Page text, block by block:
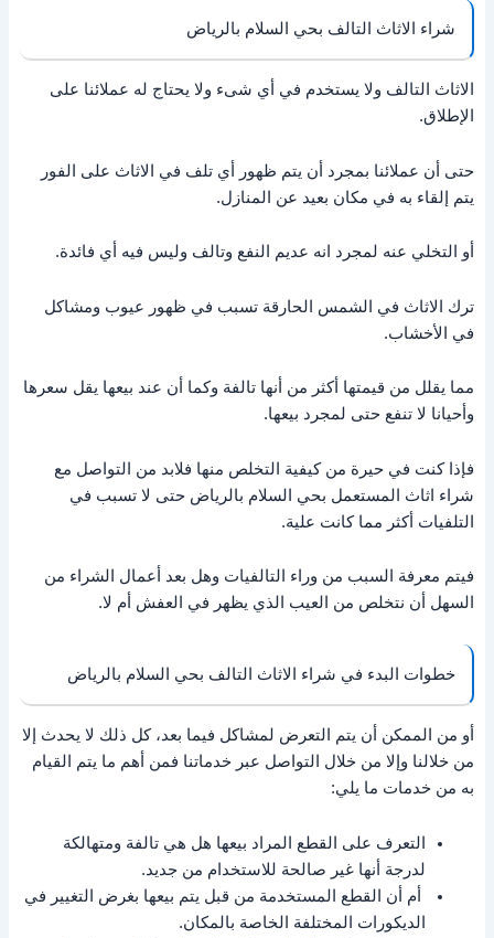
شراء الاثاث التالف بحي السلام بالرياض
الاثاث التالف ولا يستخدم في أي شىء ولا يحتاج له عملائنا على
الإطلاق.
حتى أن عملائنا بمجرد أن يتم ظهور أي تلف في الاثاث على الفور
يتم إلقاء به في مكان بعيد عن المنازل.
أو التخلي عنه لمجرد انه عديم النفع وتالف وليس فيه أي فائدة.
ترك الاثاث في الشمس الحارقة تسبب في ظهور عيوب ومشاكل
في الأخشاب.
مما يقلل من قيمتها أكثر من أنها تالفة وكما أن عند بيعها يقل سعرها
وأحيانا لا تنفع حتى لمجرد بيعها.
فإذا كنت في حيرة من كيفية التخلص منها فلابد من التواصل مع
شراء اثاث المستعمل بحي السلام بالرياض حتى لا تسبب في
التلفيات أكثر مما كانت علية.
فيتم معرفة السبب من وراء التالفيات وهل بعد أعمال الشراء من
السهل أن نتخلص من العيب الذي يظهر في العفش أم لا.
خطوات البدء في شراء الاثاث التالف بحي السلام بالرياض
أو من الممكن أن يتم التعرض لمشاكل فيما بعد، كل ذلك لا يحدث إلا
من خلالنا وإلا من خلال التواصل عبر خدماتنا فمن أهم ما يتم القيام
به من خدمات ما يلي:
التعرف على القطع المراد بيعها هل هي تالفة ومتهالكة
لدرجة أنها غير صالحة للاستخدام من جديد.
أم أن القطع المستخدمة من قبل يتم بيعها بغرض التغيير في
الديكورات المختلفة الخاصة بالمكان.